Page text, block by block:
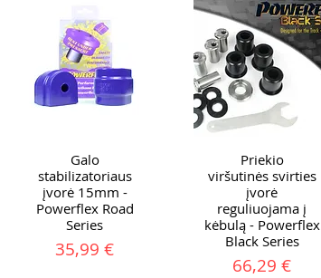
Galo
stabilizatoriaus
įvorė 15mm -
Powerflex Road
Series
Kaina
35,99 €
Priekio
viršutinės svirties
įvorė
reguliuojama į
kėbulą - Powerflex
Black Series
Kaina
66,29 €